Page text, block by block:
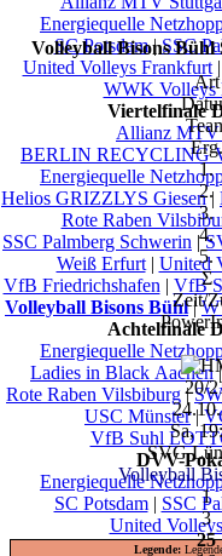
Energiequelle
SC Potsdam|SSC
United Volleys Frankfurt|
WWK Volleys
Viertelfinale
Allianz MTV
BERLIN RECYCLING
Energiequelle
Helios GRIZZLYS Giesen|
Rote Raben
SSC Palmberg Schwerin |
Weiß Erfurt| United
VfB Friedrichshafen | VfB
Volleyball Bisons Bühl|
Achtelfinale
Energiequelle
Ladies in Black Aachen
Rote Raben Vilsbiburg|
USC Münster|
VfB Suhl
DVV-
Energiequelle
SC Potsdam| SSC
United
Legende:
Volleyball Bisons Bühl
Art
Erg.
1.
2.
3.
4.
5.
Σ
Zeit/
20/
Sa,
SVG
Volleyball
1
3
25